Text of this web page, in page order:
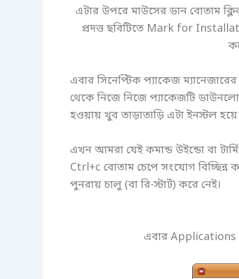
এটার উপরে মাউসের ডান বোতাম
প্রদত্ত ছবিটিতে Mark for
এবার সিনেপ্টিক প্যাকেজ
থেকে নিজে নিজে প্যাকেজটি
হওয়ায় খুব তাড়াতাড়ি এটা ইনস্টল হয়ে
এখন আমরা যেই কমান্ড উইন্ডো বা
Ctrl+c বোতাম চেপে সংযোগ
পুনরায় চালু (বা রি-স্টার্ট) করে নেই।
এবার Applications